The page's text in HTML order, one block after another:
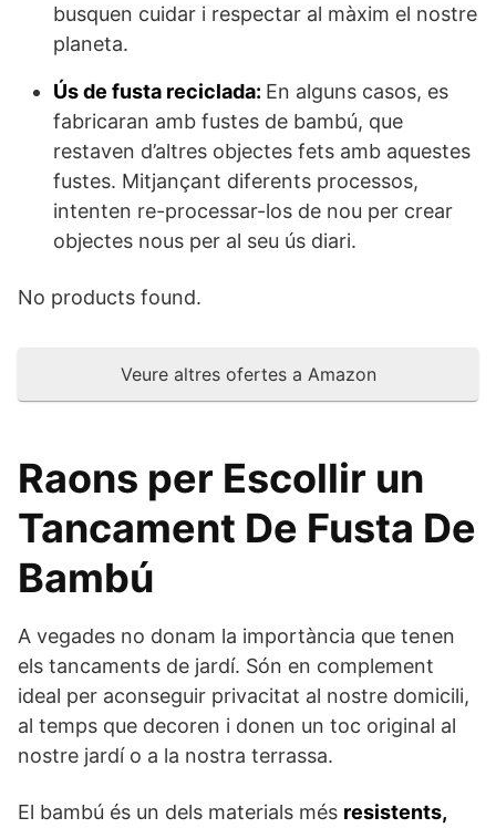
busquen cuidar i respectar al màxim el nostre
planeta.
Ús de fusta reciclada: En alguns casos, es
fabricaran amb fustes de bambú, que
restaven d’altres objectes fets amb aquestes
fustes. Mitjançant diferents processos,
intenten re-processar-los de nou per crear
objectes nous per al seu ús diari.
No products found.
Veure altres ofertes a Amazon
Raons per Escollir un
Tancament De Fusta De
Bambú
A vegades no donam la importància que tenen
els tancaments de jardí. Són en complement
ideal per aconseguir privacitat al nostre domicili,
al temps que decoren i donen un toc original al
nostre jardí o a la nostra terrassa.
El bambú és un dels materials més resistents,